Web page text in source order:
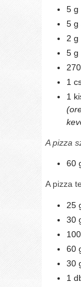
5 g
5 g
2 g
5 g
1
1
A pizza
60
A pizza
25
30
60
30
1